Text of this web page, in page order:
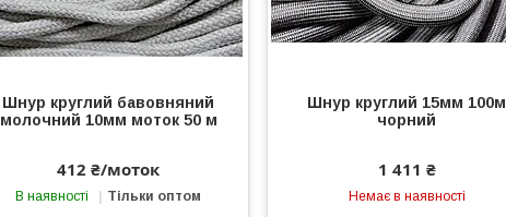
Шнур круглий бавовняний
молочний 10мм моток 50 м
412 ₴/моток
В наявності Тільки оптом
Шнур круглий 15мм 100м
чорний
1 411 ₴
Немає в наявності